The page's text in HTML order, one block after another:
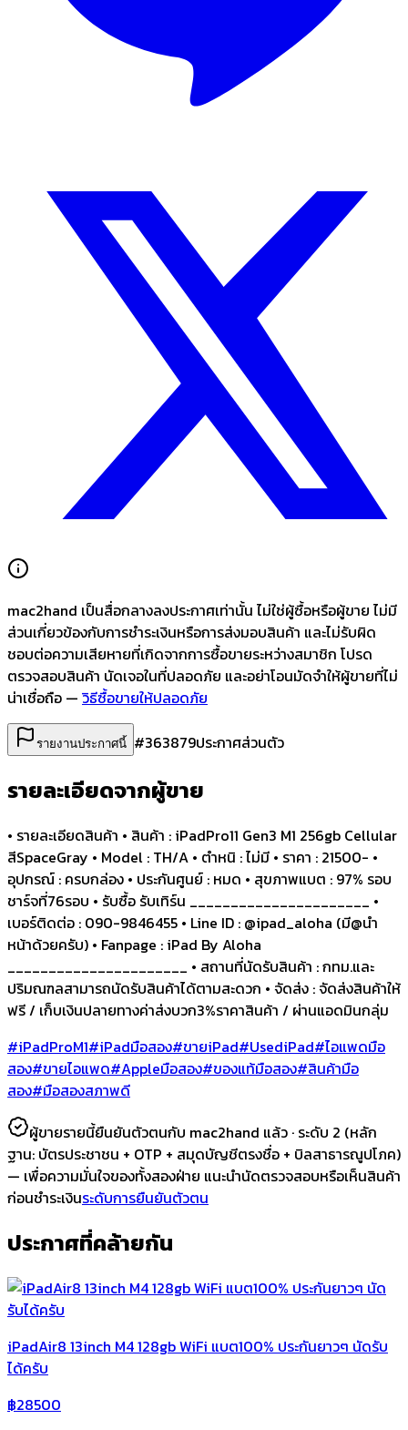
mac2hand เป็นสื่อกลางลงประกาศเท่านั้น ไม่ใช่ผู้ซื้อหรือผู้ขาย ไม่มี
ส่วนเกี่ยวข้องกับการชำระเงินหรือการส่งมอบสินค้า และไม่รับผิด
ชอบต่อความเสียหายที่เกิดจากการซื้อขายระหว่างสมาชิก โปรด
ตรวจสอบสินค้า นัดเจอในที่ปลอดภัย และอย่าโอนมัดจำให้ผู้ขายที่ไม่
น่าเชื่อถือ — วิธีซื้อขายให้ปลอดภัย
รายงานประกาศนี้ #363879ประกาศส่วนตัว
รายละเอียดจากผู้ขาย
• รายละเอียดสินค้า • สินค้า : iPadPro11 Gen3 M1 256gb Cellular
สีSpaceGray • Model : TH/A • ตำหนิ : ไม่มี • ราคา : 21500- •
อุปกรณ์ : ครบกล่อง • ประกันศูนย์ : หมด • สุขภาพแบต : 97% รอบ
ชาร์จที่76รอบ • รับซื้อ รับเทิร์น ______________________ •
เบอร์ติดต่อ : 090-9846455 • Line ID : @ipad_aloha (มี@นำ
หน้าด้วยครับ) • Fanpage : iPad By Aloha
______________________ • สถานที่นัดรับสินค้า : กทม.และ
ปริมณฑลสามารถนัดรับสินค้าได้ตามสะดวก • จัดส่ง : จัดส่งสินค้าให้
ฟรี / เก็บเงินปลายทางค่าส่งบวก3%ราคาสินค้า / ผ่านแอดมินกลุ่ม
#iPadProM1#iPadมือสอง#ขายiPad#UsediPad#ไอแพดมือ
สอง#ขายไอแพด#Appleมือสอง#ของแท้มือสอง#สินค้ามือ
สอง#มือสองสภาพดี
ผู้ขายรายนี้ยืนยันตัวตนกับ mac2hand แล้ว · ระดับ 2 (หลัก
ฐาน: บัตรประชาชน + OTP + สมุดบัญชีตรงชื่อ + บิลสาธารณูปโภค)
— เพื่อความมั่นใจของทั้งสองฝ่าย แนะนำนัดตรวจสอบหรือเห็นสินค้า
ก่อนชำระเงินระดับการยืนยันตัวตน
ประกาศที่คล้ายกัน
iPadAir8 13inch M4 128gb WiFi แบต100% ประกันยาวๆ นัดรับ
ได้ครับ
฿28500